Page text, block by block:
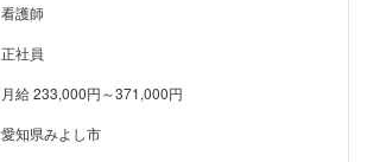
看護師
正社員
月給 233,000円～371,000円
愛知県みよし市